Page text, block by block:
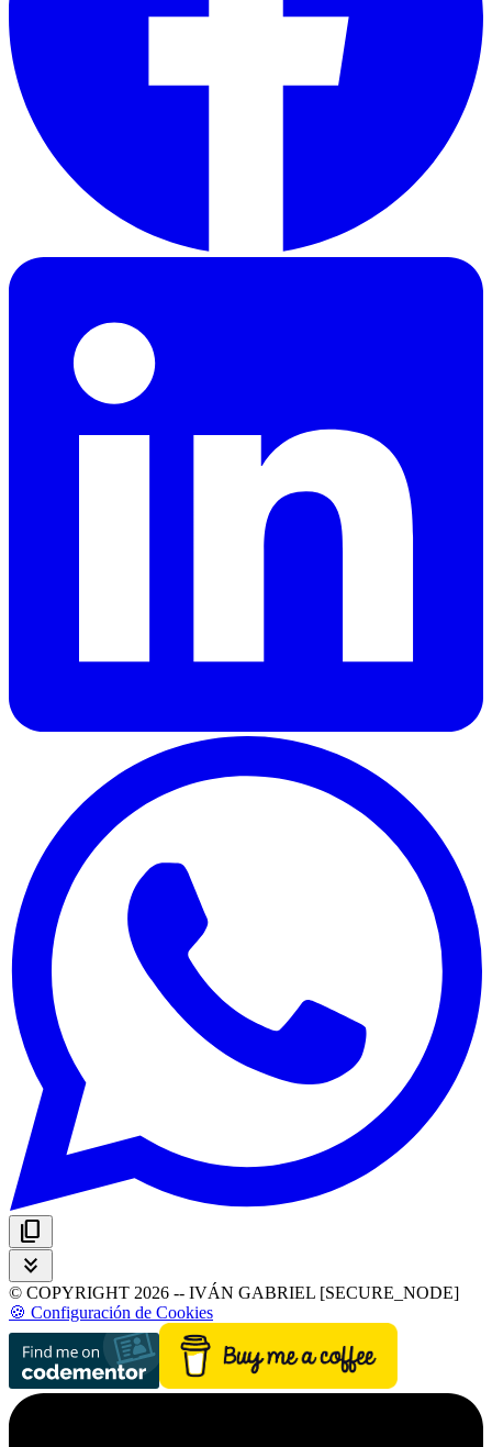
content_copy
keyboard_double_arrow_down
© COPYRIGHT 2026 -- IVÁN GABRIEL [SECURE_NODE]
🍪 Configuración de Cookies